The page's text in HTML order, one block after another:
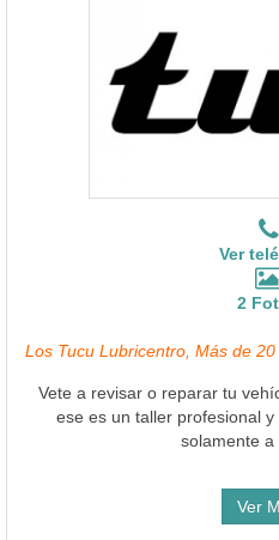
Ver
2
Los Tucu Lubricentro, Más de
Vete a revisar o reparar tu
ese es un taller profesional y
solamente a
Ver